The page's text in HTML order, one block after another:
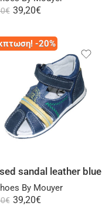
€ 39,20€
-20%
Select options
sandal leather blue
By Mouyer
€ 39,20€